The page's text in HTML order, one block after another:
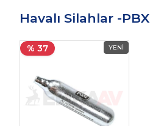
Havalı Silahlar -PBX
% 37